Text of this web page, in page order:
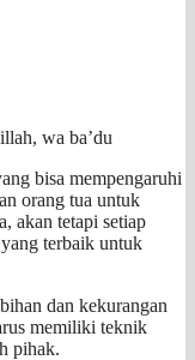
wa ba’du
bisa mempengaruhi
orang tua untuk
akan tetapi setiap
terbaik untuk
dan kekurangan
memiliki teknik
pihak.